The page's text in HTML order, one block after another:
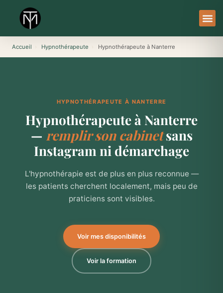
contenu
Accueil Hypnothérapeute Hypnothérapeute à Nanterre
HYPNOTHÉRAPEUTE À NANTERRE
Hypnothérapeute à Nanterre
— remplir son cabinetsans
Instagram ni démarchage
L'hypnothérapie est de plus en plus reconnue —
les patients cherchent localement, mais peu de
praticiens sont visibles.
Voir mes disponibilités
Voir la formation